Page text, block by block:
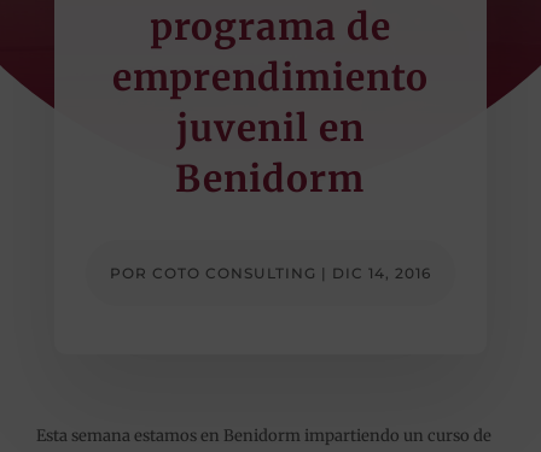
programa de
emprendimiento
juvenil en
Benidorm
POR COTO CONSULTING | DIC 14, 2016
Esta semana estamos en Benidorm impartiendo un curso de